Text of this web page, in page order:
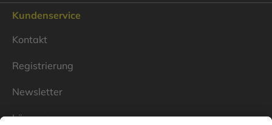
Kundenservice
Kontakt
Registrierung
Newsletter
Lösungen